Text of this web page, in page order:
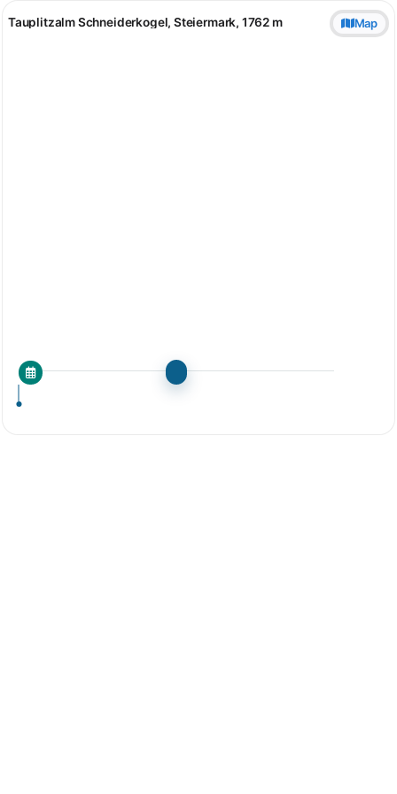
Tauplitzalm Schneiderkogel, Steiermark, 1762 m Map